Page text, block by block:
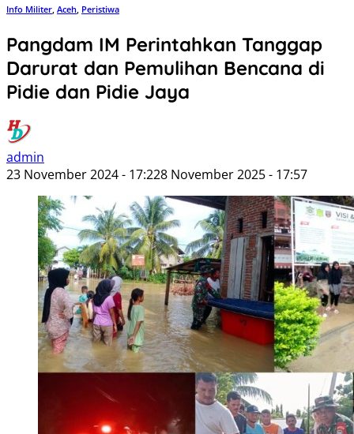
Info Militer, Aceh, Peristiwa
Pangdam IM Perintahkan Tanggap
Darurat dan Pemulihan Bencana di
Pidie dan Pidie Jaya
admin
23 November 2024 - 17:228 November 2025 - 17:57